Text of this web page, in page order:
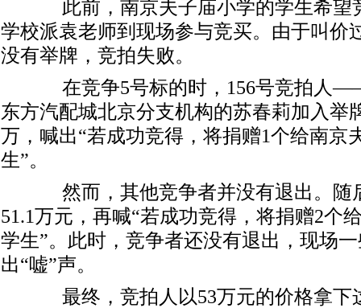
此前，南京夫子庙小学的学生希望
学校派袁老师到现场参与竞买。由于叫价
没有举牌，竞拍失败。
在竞争5号标的时，156号竞拍人
东方汽配城北京分支机构的苏春莉加入举
万，喊出“若成功竞得，将捐赠1个给南京
生”。
然而，其他竞争者并没有退出。随
51.1万元，再喊“若成功竞得，将捐赠2个
学生”。此时，竞争者还没有退出，现场
出“嘘”声。
最终，竞拍人以53万元的价格拿下